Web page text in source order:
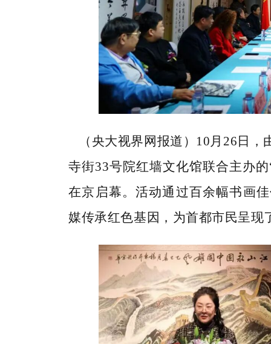
（央大视界网报道） 10月26日，
寺街33号院红墙文化馆联合主办的
在京启幕。活动通过百余幅书画
媒传承红色基因，为首都市民呈